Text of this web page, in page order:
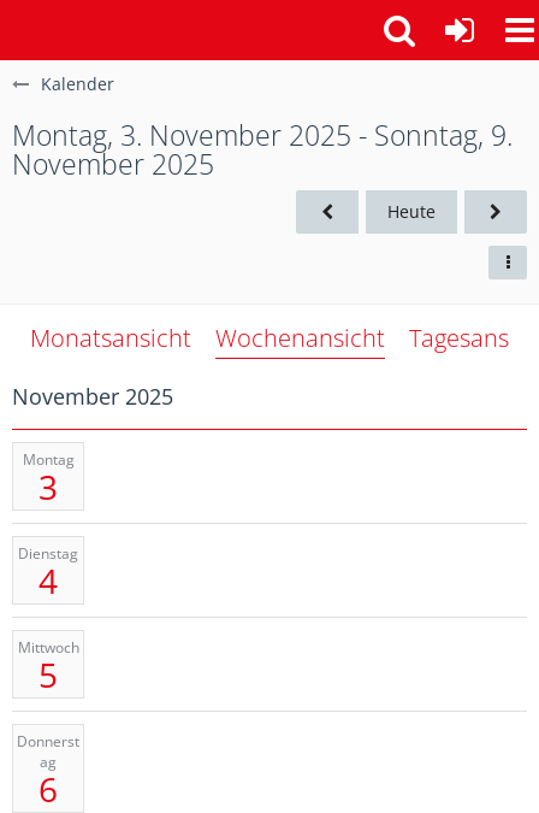
Kalender
Montag, 3. November 2025 - Sonntag, 9.
November 2025
Heute
Monatsansicht Wochenansicht
November 2025
Montag
3
Dienstag
4
Mittwoch
5
Donnerst
ag
6